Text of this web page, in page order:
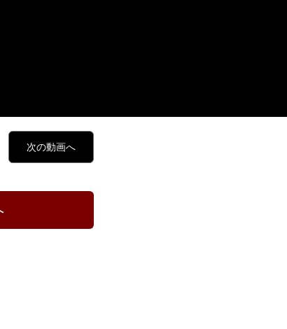
次の動画へ